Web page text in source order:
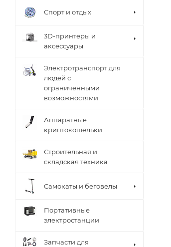
Спорт и отдых
3D-принтеры и
аксессуары
Электротранспорт для
людей с
ограниченными
возможностями
Аппаратные
криптокошельки
Строительная и
складская техника
Самокаты и беговелы
Портативные
электростанции
Запчасти для